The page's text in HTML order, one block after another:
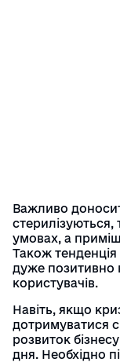
Важливо
умовах, а
Також
дуже позитивно
користувачів.
Навіть, якщо
дотримуватися
розвиток
дня. Необхідно